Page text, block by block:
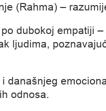
(Rahma) –
dubokoj empatiji
ljudima,
današnjeg
odnosa.